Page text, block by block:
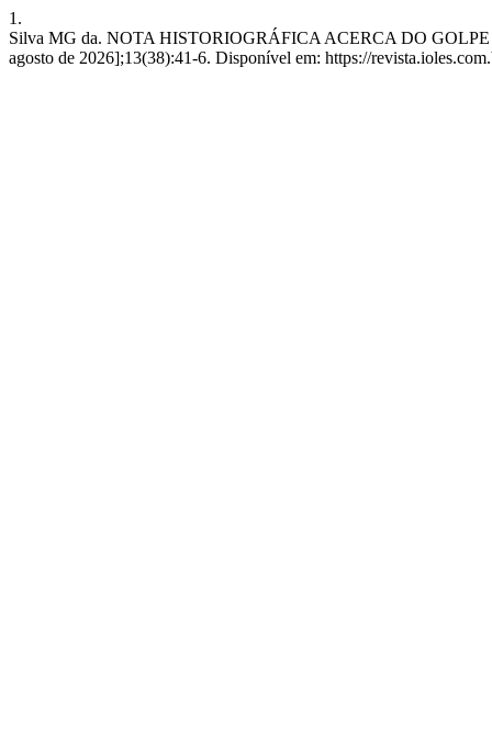
1.
Silva MG da. NOTA HISTORIOGRÁFICA ACERCA DO
agosto de 2026];13(38):41-6. Disponível em: https://